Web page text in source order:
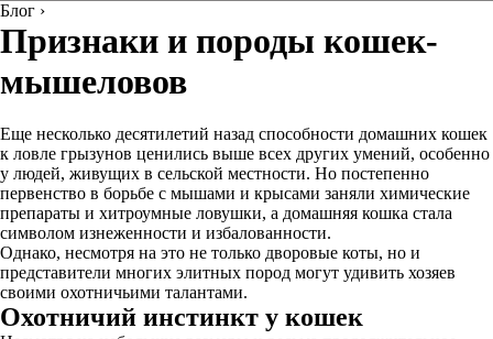
Блог ›
Признаки и породы кошек-
мышеловов
Еще несколько десятилетий назад способности домашних кошек
к ловле грызунов ценились выше всех других умений, особенно
у людей, живущих в сельской местности. Но постепенно
первенство в борьбе с мышами и крысами заняли химические
препараты и хитроумные ловушки, а домашняя кошка стала
символом изнеженности и избалованности.
Однако, несмотря на это не только дворовые коты, но и
представители многих элитных пород могут удивить хозяев
своими охотничьими талантами.
Охотничий инстинкт у кошек